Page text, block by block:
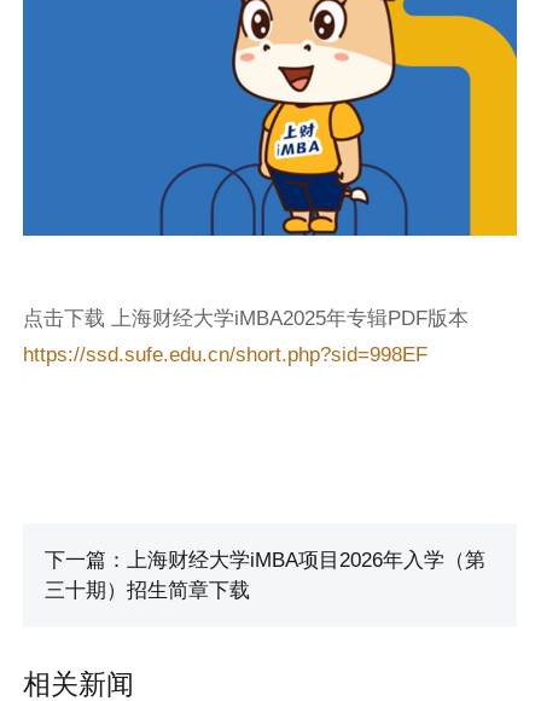
点击下载 上海财经大学iMBA2025年专辑PDF版本
https://ssd.sufe.edu.cn/short.php?sid=998EF
下一篇：上海财经大学iMBA项目2026年入学（第
三十期）招生简章下载
相关新闻